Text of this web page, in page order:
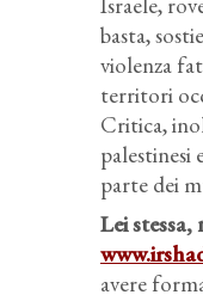
basta,
violenza
territori
Critica,
palestinesi
parte dei
Lei stessa,
avere